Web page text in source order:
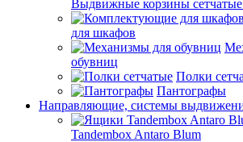
Выдвижные корзины
для шкафов
обувниц
Полки
Пантографы
Направляющие, системы
Tandembox Antaro Blum